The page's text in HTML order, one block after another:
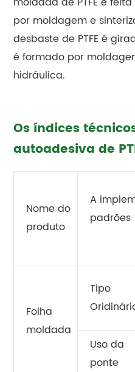
por moldagem e
desbaste de PTFE é
é formado por
hidráulica.
Os índices
autoadesiva de
Nome do
produto
A
padrões
Folha
moldada
Tipo
Uso da
ponte